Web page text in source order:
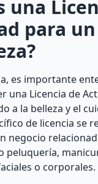
una
para
es importante
una Licencia de
a la belleza y el
de licencia se
negocio
peluquería,
o corporales.